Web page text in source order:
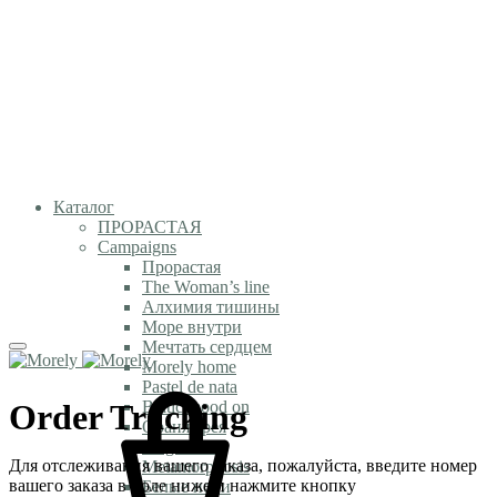
Каталог
ПРОРАСТАЯ
Campaigns
Прорастая
The Woman’s line
Алхимия тишины
Море внутри
Мечтать сердцем
Morely home
Pastel de nata
Baltic mood on
Оранжерея
Magic time
Metamorphosis
Белые ночи
Order Tracking
Для отслеживания вашего заказа, пожалуйста, введите номер
вашего заказа в поле ниже и нажмите кнопку